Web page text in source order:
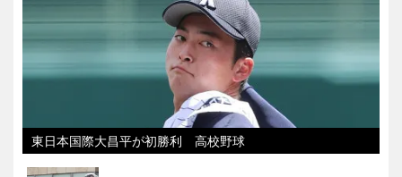
東日本国際大昌平が初勝利 高校野球